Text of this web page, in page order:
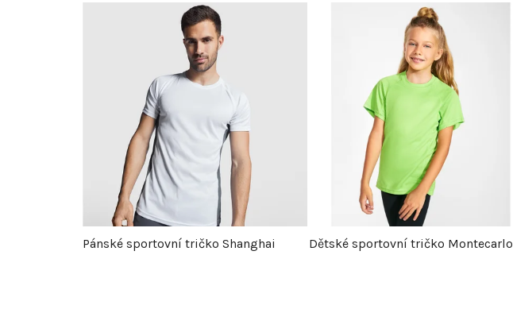
Pánské sportovní tričko Shanghai Dětské sportovní tričko Montecarlo